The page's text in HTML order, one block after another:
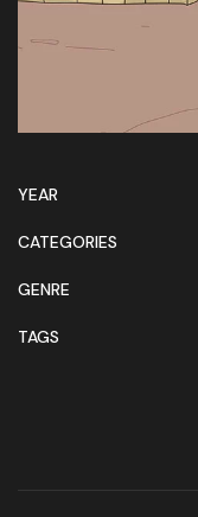
YEAR
CATEGORIES
GENRE
TAGS